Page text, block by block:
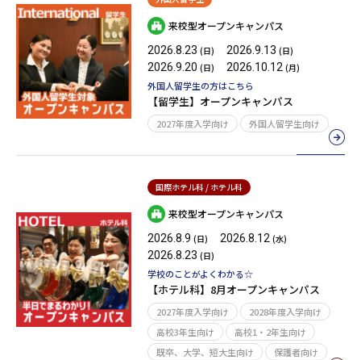
来校型オープンキャンパス
2026.8.23 (日) 2026.9.13 (日)
2026.9.20 (日) 2026.10.12 (月)
外国人留学生の方はこちら
【留学生】オープンキャンパス
2027年度入学向け 外国人留学生向け
国際ホテル科 / ホテル科
来校型オープンキャンパス
2026.8.9 (日) 2026.8.12 (水)
2026.8.23 (日)
学校のことがよくわかる☆
【ホテル科】8月オープンキャンパス
2027年度入学向け
2028年度入学向け
高校3年生向け
高校1・2年生向け
既卒、大学、短大生向け
保護者向け